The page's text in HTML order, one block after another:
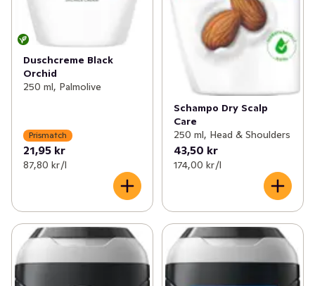
Duschcreme Black
Orchid
250 ml, Palmolive
Prismatch
21,95 kr
87,80 kr /l
Schampo Dry Scalp
Care
250 ml, Head & Shoulders
43,50 kr
174,00 kr /l